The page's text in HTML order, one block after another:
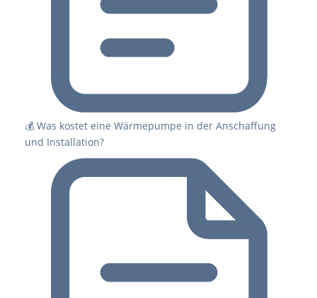
💰 Was kostet eine Wärmepumpe in der Anschaffung
und Installation?